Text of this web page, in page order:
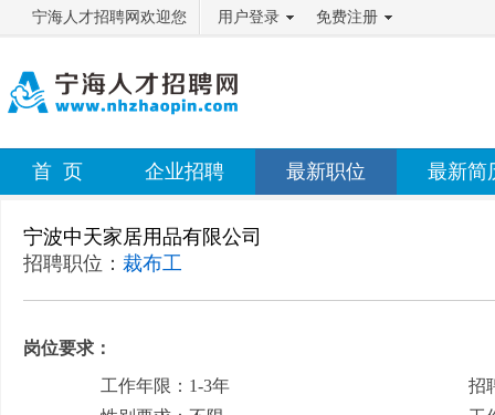
宁海人才招聘网欢迎您 用户登录 免费注册
首 页 企业招聘 最新职位 最新简
宁波中天家居用品有限公司
招聘职位： 裁布工
岗位要求：
工作年限：1-3年
招